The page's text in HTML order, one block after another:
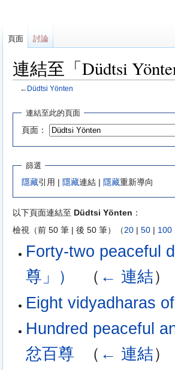
連結至「Düdtsi
← Düdtsi Yönten
覽
尋
連結至此的頁面
頁面：
篩選
隱藏引用 | 隱藏連結 | 隱藏重新導向
以下頁面連結至 Düdtsi Yönten ：
檢視（前 50 筆 | 後 50 筆）（20 | 50 | 100
Forty-two peaceful
尊」）
（ ← 連結）
Eight vidyadharas
Hundred peaceful
忿百尊
（ ← 連結）
頁面 討論